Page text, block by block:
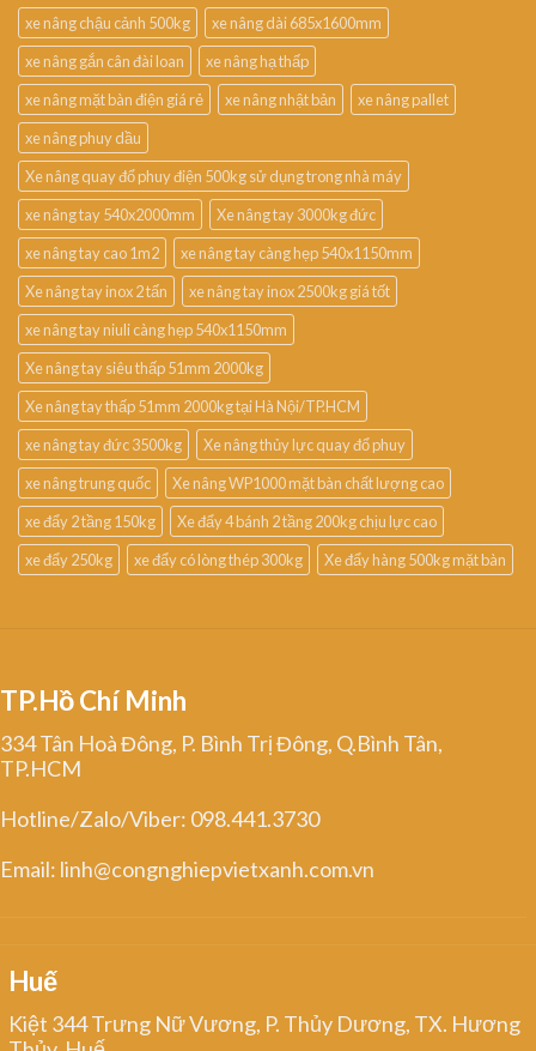
xe nâng chậu cảnh 500kg
xe nâng dài 685x1600mm
xe nâng gắn cân đài loan
xe nâng hạ thấp
xe nâng mặt bàn điện giá rẻ
xe nâng nhật bản
xe nâng pallet
xe nâng phuy dầu
Xe nâng quay đổ phuy điện 500kg sử dụng trong nhà máy
xe nâng tay 540x2000mm
Xe nâng tay 3000kg đức
xe nâng tay cao 1m2
xe nâng tay càng hẹp 540x1150mm
Xe nâng tay inox 2 tấn
xe nâng tay inox 2500kg giá tốt
xe nâng tay niuli càng hẹp 540x1150mm
Xe nâng tay siêu thấp 51mm 2000kg
Xe nâng tay thấp 51mm 2000kg tại Hà Nội/TP.HCM
xe nâng tay đức 3500kg
Xe nâng thủy lực quay đổ phuy
xe nâng trung quốc
Xe nâng WP1000 mặt bàn chất lượng cao
xe đẩy 2 tầng 150kg
Xe đẩy 4 bánh 2 tầng 200kg chịu lực cao
xe đẩy 250kg
xe đẩy có lòng thép 300kg Xe đẩy hàng 500kg mặt bàn
TP.Hồ Chí Minh
334 Tân Hoà Đông, P. Bình Trị Đông, Q.Bình Tân,
TP.HCM
Hotline/Zalo/Viber: 098.441.3730
Email: linh@congnghiepvietxanh.com.vn
Huế
Kiệt 344 Trưng Nữ Vương, P. Thủy Dương, TX. Hương